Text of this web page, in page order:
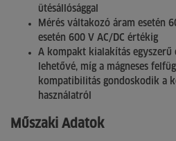
ütésállósággal
Mérés váltakozó áram esetén
esetén 600 V AC/DC értékig
A kompakt kialakítás egyszerű
lehetővé, míg a mágneses
kompatibilitás gondoskodik a
használatról
Műszaki Adatok